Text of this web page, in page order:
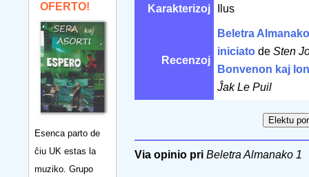
OFERTO!
Esenca parto de
ĉiu UK estas la
muziko. Grupo
Karakterizoj Ilus
Recenzoj
Beletra
iniciato de Sten
Bonvenon kaj
Ĵak Le Puil
Via opinio pri Beletra Almanako 1